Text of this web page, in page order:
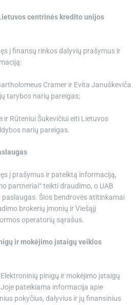
centrinės kredito unijos
į finansų rinkos dalyvių prašymus ir
Cramer ir Evita Januškeviča
tarybos narių pareigas;
Rūteniui Šukevičiui eiti Lietuvos
narių pareigas.
į prašymus ir pateiktą informaciją,
partneriai“ teikti draudimo, o UAB
paslaugas. Šios bendrovės atitinkamai
brokerių įmonių ir Viešąjį
operatorių sąrašus.
ir mokėjimo įstaigų veiklos
pinigų ir mokėjimo įstaigų
pateikiama informacija apie
pokyčius, dalyvius ir jų finansinius